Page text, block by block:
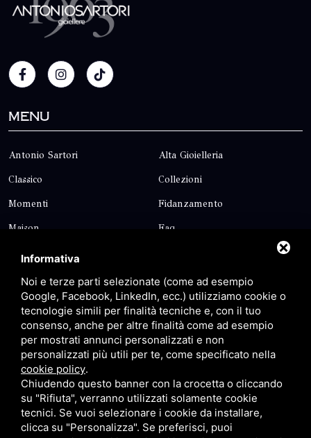
Menu
Antonio Sartori Alta Gioielleria
Classico Collezioni
Momenti Fidanzamento
Maison Faq
Blog
Sitemap Privacy
Contatti
Via Giolitti, 5 - 20025 - Legnano
+39 0331 1542871
+39 334 1291872
info@antoniosartori.com
Informativa
Noi e terze parti selezionate (come ad esempio
Google, Facebook, LinkedIn, ecc.) utilizziamo cookie o
tecnologie simili per finalità tecniche e, con il tuo
consenso, anche per altre finalità come ad esempio
per mostrati annunci personalizzati e non
personalizzati più utili per te, come specificato nella
cookie policy.
Chiudendo questo banner con la crocetta o cliccando
su "Rifiuta", verranno utilizzati solamente cookie
tecnici. Se vuoi selezionare i cookie da installare,
clicca su "Personalizza". Se preferisci, puoi